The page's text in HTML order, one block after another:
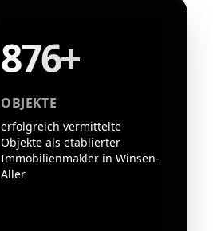
876+
OBJEKTE
erfolgreich vermittelte
Objekte als etablierter
Immobilienmakler in Winsen-
Aller